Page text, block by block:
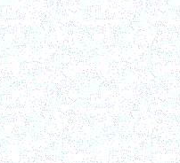
Надо, чтоб
глаз. Из глаз
На людях
придают их, ибо
вперемежку с
духовному